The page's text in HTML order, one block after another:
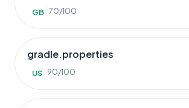
GB 70/100
gradle.properties
US 90/100